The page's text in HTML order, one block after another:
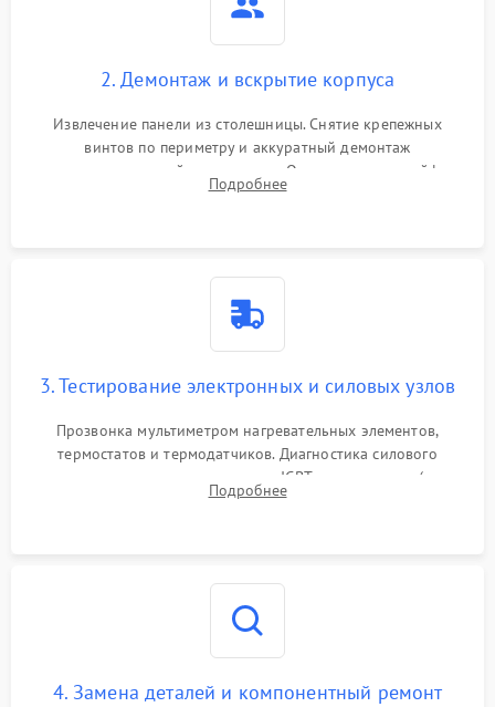
2. Демонтаж и вскрытие корпуса
Извлечение панели из столешницы. Снятие крепежных
винтов по периметру и аккуратный демонтаж
стеклокерамической поверхности. Отсоединение шлейфов
сенсорного блока для доступа к силовым платам, катушкам
Подробнее
3. Тестирование электронных и силовых узлов
Прозвонка мультиметром нагревательных элементов,
термостатов и термодатчиков. Диагностика силового
модуля, реле, диодных мостов и IGBT-транзисторов (для
индукции). Проверка кранов и газ-контроля (для газовых
Подробнее
4. Замена деталей и компонентный ремонт